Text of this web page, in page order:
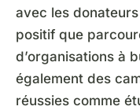
avec les
positif que
d’organisations à
également des
réussies comme